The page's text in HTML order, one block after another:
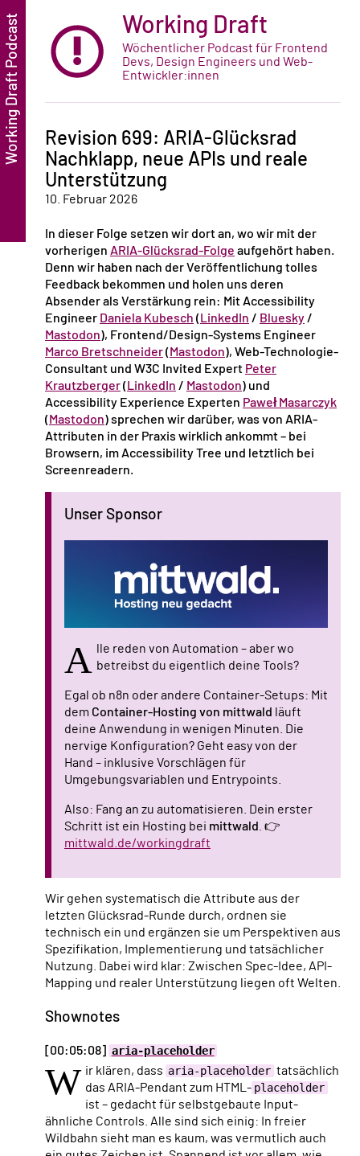
Working Draft
Wöchentlicher Podcast für Frontend
Devs, Design Engineers und Web-
Entwickler:innen
Revision 699: ARIA-Glücksrad
Nachklapp, neue APIs und reale
Unterstützung
10. Februar 2026
In dieser Folge setzen wir dort an, wo wir mit der
vorherigen ARIA-Glücksrad-Folge aufgehört haben.
Denn wir haben nach der Veröffentlichung tolles
Feedback bekommen und holen uns deren
Absender als Verstärkung rein: Mit Accessibility
Engineer Daniela Kubesch (LinkedIn / Bluesky/
Mastodon), Frontend/Design-Systems Engineer
Marco Bretschneider(Mastodon), Web-Technologie-
Consultant und W3C Invited Expert Peter
Krautzberger(LinkedIn / Mastodon) und
Accessibility Experience Experten Paweł Masarczyk
(Mastodon) sprechen wir darüber, was von ARIA-
Attributen in der Praxis wirklich ankommt – bei
Browsern, im Accessibility Tree und letztlich bei
Screenreadern.
Unser Sponsor
A
lle reden von Automation – aber wo
betreibst du eigentlich deine Tools?
Egal ob n8n oder andere Container-Setups: Mit
dem Container-Hosting von mittwald läuft
deine Anwendung in wenigen Minuten. Die
nervige Konfiguration? Geht easy von der
Hand – inklusive Vorschlägen für
Umgebungsvariablen und Entrypoints.
Also: Fang an zu automatisieren. Dein erster
Schritt ist ein Hosting bei mittwald . 👉
mittwald.de/workingdraft
Wir gehen systematisch die Attribute aus der
letzten Glücksrad-Runde durch, ordnen sie
technisch ein und ergänzen sie um Perspektiven aus
Spezifikation, Implementierung und tatsächlicher
Nutzung. Dabei wird klar: Zwischen Spec-Idee, API-
Mapping und realer Unterstützung liegen oft Welten.
Shownotes
[00:05:08] aria-placeholder
W ir klären, dass aria-placeholder tatsächlich
das ARIA-Pendant zum HTML- placeholder
ist – gedacht für selbstgebaute Input-
ähnliche Controls. Alle sind sich einig: In freier
Wildbahn sieht man es kaum, was vermutlich auch